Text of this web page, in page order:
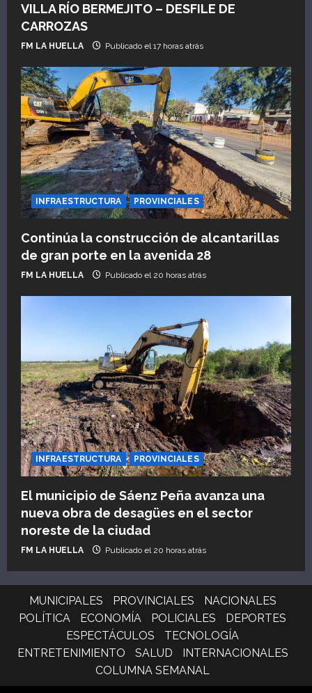
VILLA RÍO BERMEJITO – DESFILE DE
CARROZAS
FM LA HUELLA Publicado el 17 horas atrás
INFRAESTRUCTURA PROVINCIALES
Continúa la construcción de alcantarillas
de gran porte en la avenida 28
FM LA HUELLA Publicado el 20 horas atrás
INFRAESTRUCTURA PROVINCIALES
El municipio de Sáenz Peña avanza una
nueva obra de desagües en el sector
noreste de la ciudad
FM LA HUELLA Publicado el 20 horas atrás
MUNICIPALES PROVINCIALES
NACIONALES
POLÍTICA
ECONOMÍA POLICIALES
DEPORTES
ESPECTÁCULOS
TECNOLOGÍA
ENTRETENIMIENTO
SALUD
INTERNACIONALES
COLUMNA SEMANAL